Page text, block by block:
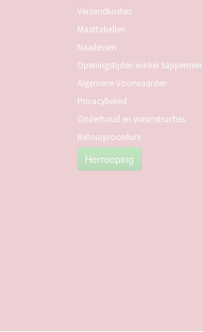
Verzendkosten
Maattabellen
Naailessen
Openingstijden winkel Sappemeer
Algemene Voorwaarden
Privacybeleid
Onderhoud en wasinstructies
Retourprocedure
Herroeping